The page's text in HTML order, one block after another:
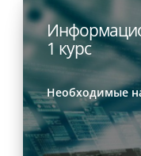
1 курс
Необходимые